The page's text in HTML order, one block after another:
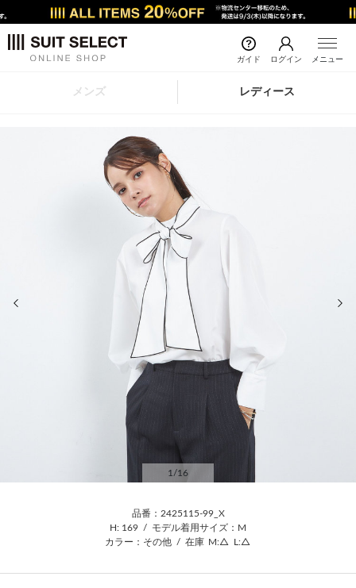
ガイド ログイン メニュー
メンズ レディース
1 /16
品番：2425115-99_X
H: 169 / モデル着用サイズ：M
カラー：その他 / 在庫 M:△ L:△